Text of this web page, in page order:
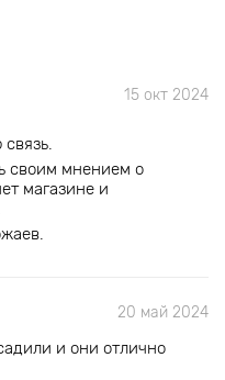
15 окт 2024
своим мнением о
магазине и
20 май 2024
и они отлично